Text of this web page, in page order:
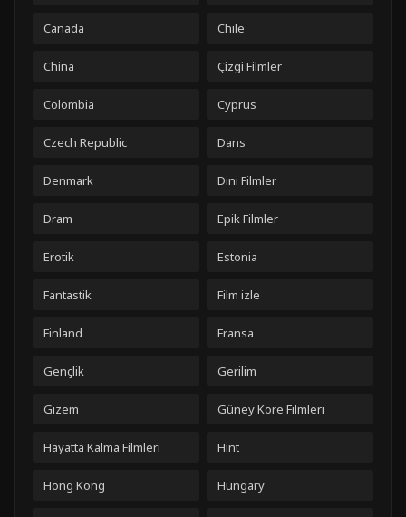
Canada Chile
China Çizgi Filmler
Colombia Cyprus
Czech Republic Dans
Denmark Dini Filmler
Dram Epik Filmler
Erotik Estonia
Fantastik Film izle
Finland Fransa
Gençlik Gerilim
Gizem Güney Kore Filmleri
Hayatta Kalma Filmleri Hint
Hong Kong Hungary